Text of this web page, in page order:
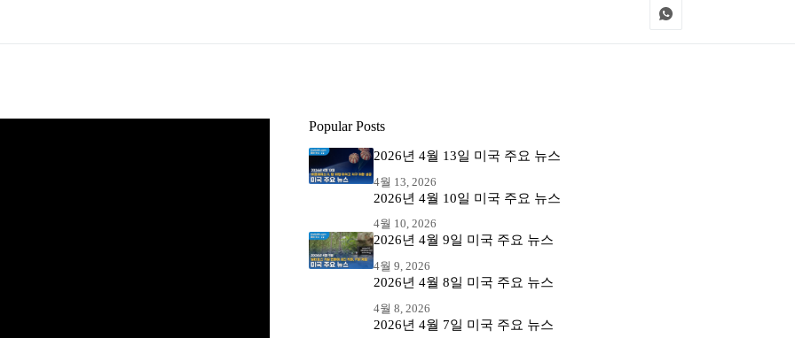
Popular Posts
2026년 4월 13일 미국 주요 뉴스
4월 13, 2026
2026년 4월 10일 미국 주요 뉴스
4월 10, 2026
2026년 4월 9일 미국 주요 뉴스
4월 9, 2026
2026년 4월 8일 미국 주요 뉴스
4월 8, 2026
2026년 4월 7일 미국 주요 뉴스